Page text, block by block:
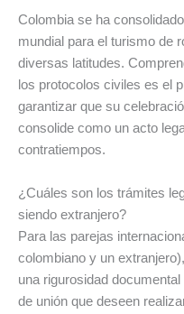
Colombia se ha
mundial para el turismo de
diversas latitudes.
los protocolos civiles es el
garantizar que su
consolide como un acto
contratiempos.
¿Cuáles son los trámites
siendo extranjero?
Para las parejas
colombiano y un
una rigurosidad
de unión que deseen